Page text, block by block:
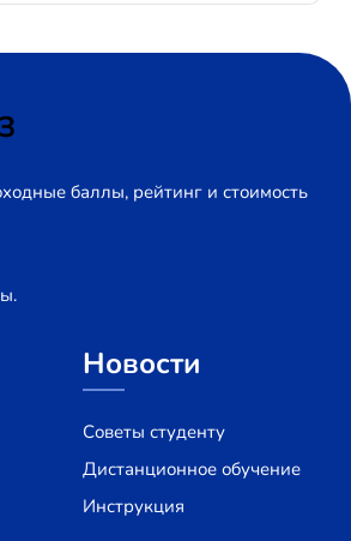
баллы, рейтинг и стоимость
Новости
Советы студенту
Дистанционное обучение
Инструкция